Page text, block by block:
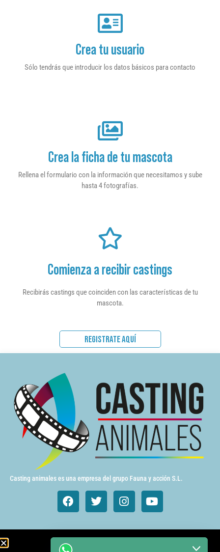
Crea tu usuario
Sólo tendrás que introducir los datos básicos para contacto
Crea la ficha de tu mascota
Rellena el formulario con la información que necesitamos y sube
hasta 4 fotografías.
Comienza a recibir castings
Recibirás castings que coinciden con las características de tu
mascota.
REGISTRATE AQUÍ
Casting animales es una empresa del grupo Fauna y acción S.L.
Animales de cine y TV